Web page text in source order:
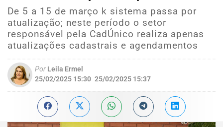
De 5 a 15 de março k sistema passa por
atualização; neste período o setor
responsável pela CadÚnico realiza apenas
atualizações cadastrais e agendamentos
Por Leila Ermel
25/02/2025 15:30 25/02/2025 15:37